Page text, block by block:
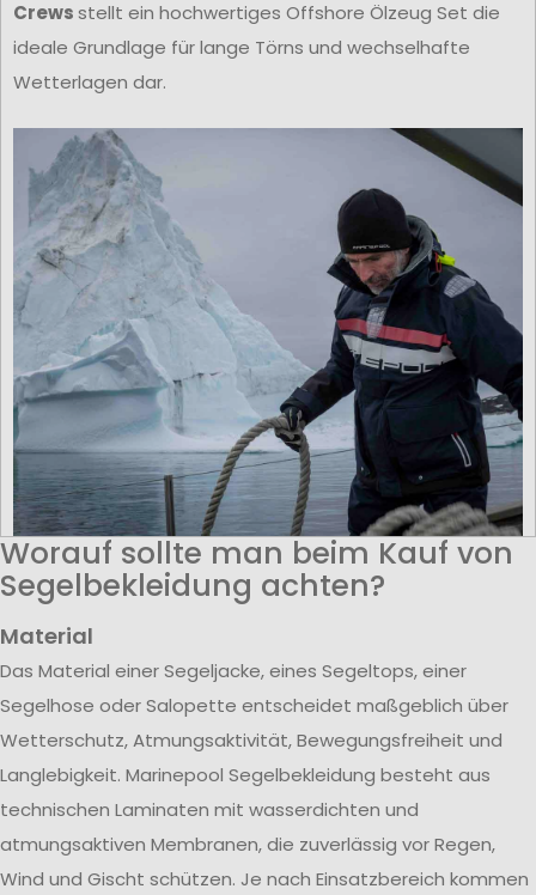
Crewsstellt ein hochwertiges Offshore Ölzeug Set die
ideale Grundlage für lange Törns und wechselhafte
Wetterlagen dar.
Worauf sollte man beim Kauf von
Segelbekleidung achten?
Material
Das Material einer Segeljacke, eines Segeltops, einer
Segelhose oder Salopette entscheidet maßgeblich über
Wetterschutz, Atmungsaktivität, Bewegungsfreiheit und
Langlebigkeit. Marinepool Segelbekleidung besteht aus
technischen Laminaten mit wasserdichten und
atmungsaktiven Membranen, die zuverlässig vor Regen,
Wind und Gischt schützen. Je nach Einsatzbereich kommen